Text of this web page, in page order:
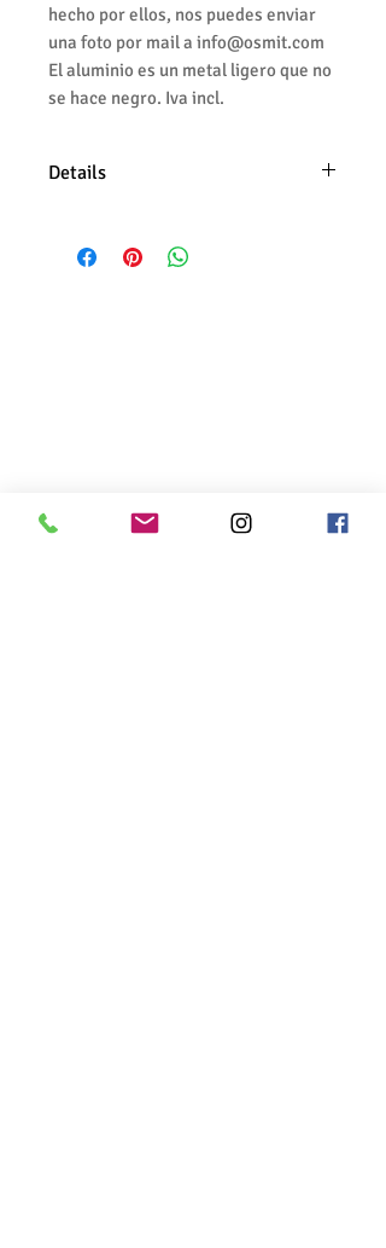
hecho por ellos, nos puedes enviar
una foto por mail a info@osmit.com
El aluminio es un metal ligero que no
se hace negro. Iva incl.
Details
de la pieza de 1,5mm y con
una foto por mail a
info@osmit.com